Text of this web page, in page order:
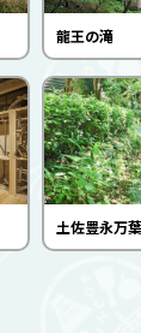
龍王の滝
土佐豊永万